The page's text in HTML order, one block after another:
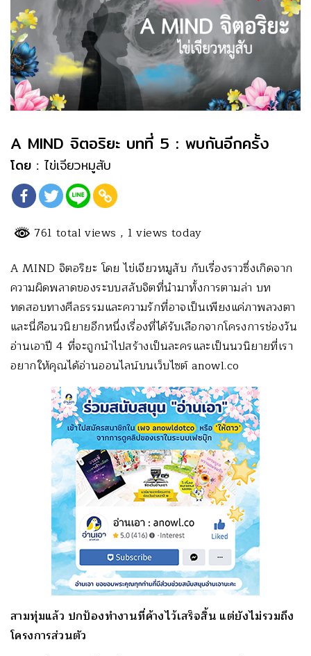
A MIND จิตอริยะ บทที่ 5 : พบกันอีกครั้ง
โดย : ไข่เจียวหมูสับ
761 total views , 1 views today
A MIND จิตอริยะ โดย ไข่เจียวหมูสับ กับเรื่องราวซึ่งเกิดจาก
ความผิดพลาดของระบบสลับจิตที่นำมาทั้งการตามล่า บท
ทดสอบทางศีลธรรมและความรักที่อาจเป็นเพียงแค่ภาพลวงตา
และนี่คือนวนิยายอีกหนึ่งเรื่องที่ได้รับเลือกจากโครงการช่องวัน
อ่านเอาปี 4 ที่จะถูกนำไปสร้างเป็นละครและเป็นนวนิยายที่เรา
อยากให้คุณได้อ่านออนไลน์บนเว็บไซต์ anowl.co
สามทุ่มแล้ว ปกป้องทำงานที่ค้างไว้เสร็จสิ้น แต่ยังไม่รวมถึง
โครงการส่วนตัว